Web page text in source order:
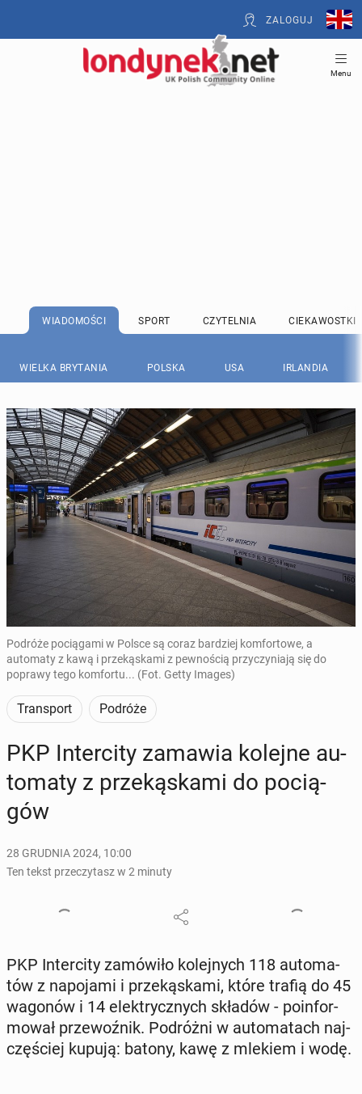
ZALOGUJ
Menu
WIADOMOŚCI SPORT CZYTELNIA CIEKAWOSTKI
WIELKA BRYTANIA POLSKA USA IRLANDIA
Podróże pociągami w Polsce są coraz bardziej komfortowe, a
automaty z kawą i przekąskami z pewnością przyczyniają się do
poprawy tego komfortu... (Fot. Getty Images)
Transport Podróże
PKP In­ter­ci­ty zamawia kolejne au­
to­ma­ty z prze­ką­ska­mi do po­cią­
gów
28 GRUDNIA 2024, 10:00
Ten tekst przeczytasz w 2 minuty
PKP In­ter­ci­ty za­mó­wi­ło ko­lej­nych 118 au­to­ma­
tów z na­po­ja­mi i prze­ką­ska­mi, które trafią do 45
wagonów i 14 elek­trycz­nych składów - po­in­for­
mo­wał prze­woź­nik. Po­dróż­ni w au­to­ma­tach naj­
czę­ściej kupują: batony, kawę z mlekiem i wodę.